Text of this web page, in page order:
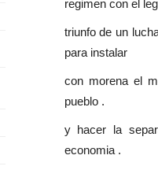
regimen con el
triunfo de un
para instalar
con morena el
pueblo .
y hacer la
economia .